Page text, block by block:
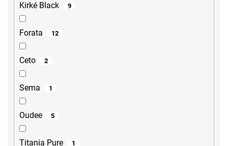
Kirké Black 9
Forata 12
Ceto 2
Sema 1
Oudee 5
Titania Pure 1